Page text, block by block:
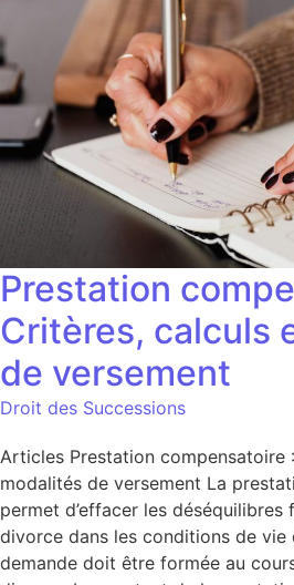
Prestation
Critères, calculs
de versement
Droit des Successions
Articles Prestation compensatoire
modalités de versement La
permet d’effacer les déséquilibres
divorce dans les conditions de vie
demande doit être formée au